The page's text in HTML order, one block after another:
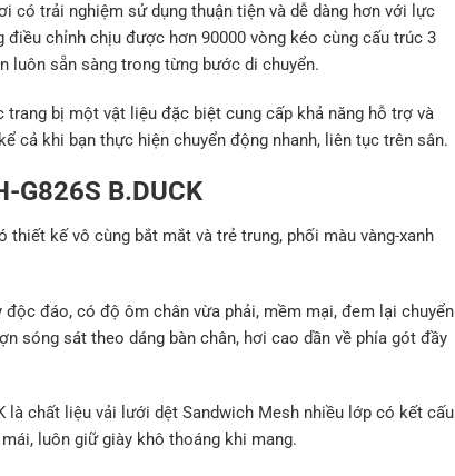
có trải nghiệm sử dụng thuận tiện và dễ dàng hơn với lực
chỉnh chịu được hơn 90000 vòng kéo cùng cấu trúc 3
luôn sẵn sàng trong từng bước di chuyển.
trang bị một vật liệu đặc biệt cung cấp khả năng hỗ trợ và
cả khi bạn thực hiện chuyển động nhanh, liên tục trên sân.
G826S B.DUCK
thiết kế vô cùng bắt mắt và trẻ trung, phối màu vàng-xanh
đáo, có độ ôm chân vừa phải, mềm mại, đem lại chuyển
sóng sát theo dáng bàn chân, hơi cao dần về phía gót đầy
là chất liệu vải lưới dệt Sandwich Mesh nhiều lớp có kết cấu
luôn giữ giày khô thoáng khi mang.